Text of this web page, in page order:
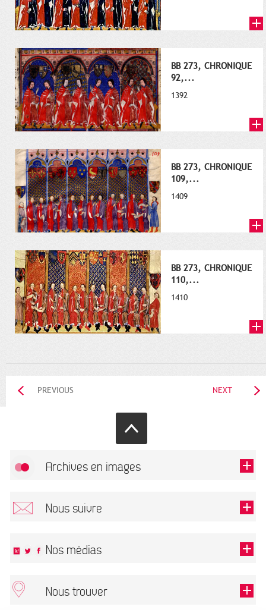
BB 273, CHRONIQUE
92,...
1392
BB 273, CHRONIQUE
109,...
1409
BB 273, CHRONIQUE
110,...
1410
PREVIOUS NEXT
Archives en images
Nous suivre
This field is required.
Nos médias
Nous trouver